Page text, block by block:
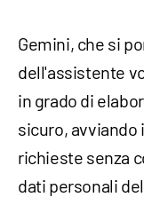
Gemini, che si
dell'assistente
in grado di
sicuro,
richieste senza
dati personali